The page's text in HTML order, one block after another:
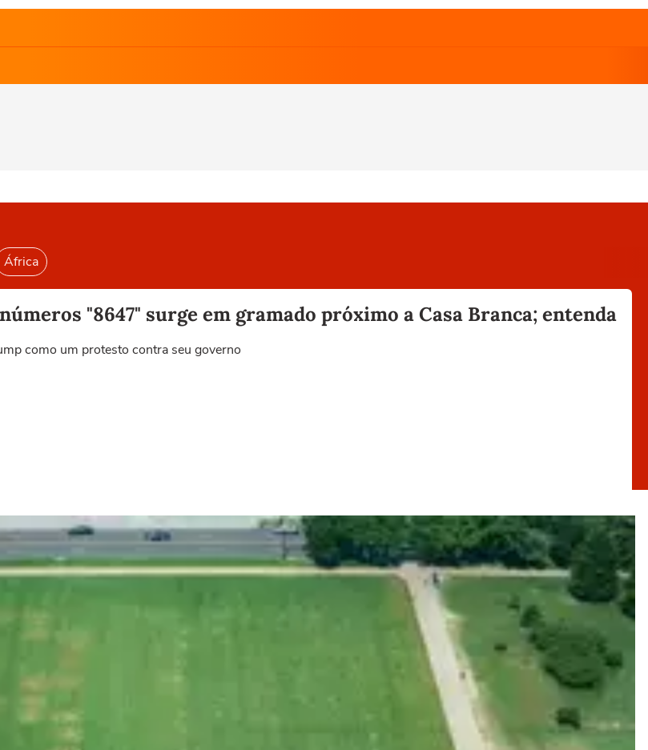
África
"8647" surge em gramado próximo a Casa Branca; entenda
como um protesto contra seu governo